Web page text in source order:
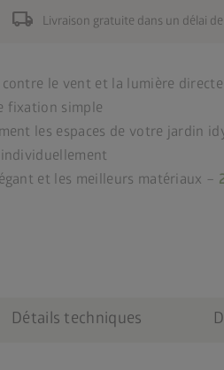
local_shipping Livraison gratuite dans un délai
le vent et la lumière
fixation simple
les espaces de votre jardin
et les meilleurs matériaux –
Détails techniques